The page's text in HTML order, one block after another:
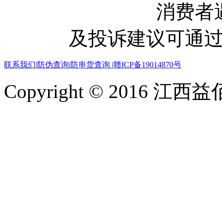
消费者
及投诉建议可通
联系我们|防伪查询|防串货查询 |赣ICP备19014870号
Copyright © 2016 江西益